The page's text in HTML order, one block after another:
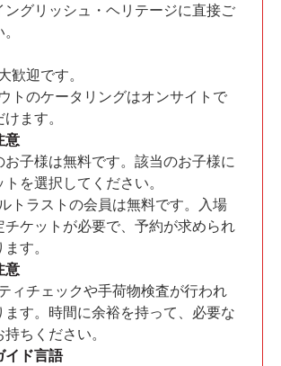
ングリッシュ・ヘリテージに直接ご
歓迎です。
トのケータリングはオンサイトで
ます。
意
お子様は無料です。該当のお子様に
を選択してください。
トラストの会員は無料です。入場
チケットが必要で、予約が求められ
す。
意
ィチェックや手荷物検査が行われ
ます。時間に余裕を持って、必要な
ちください。
イド言語